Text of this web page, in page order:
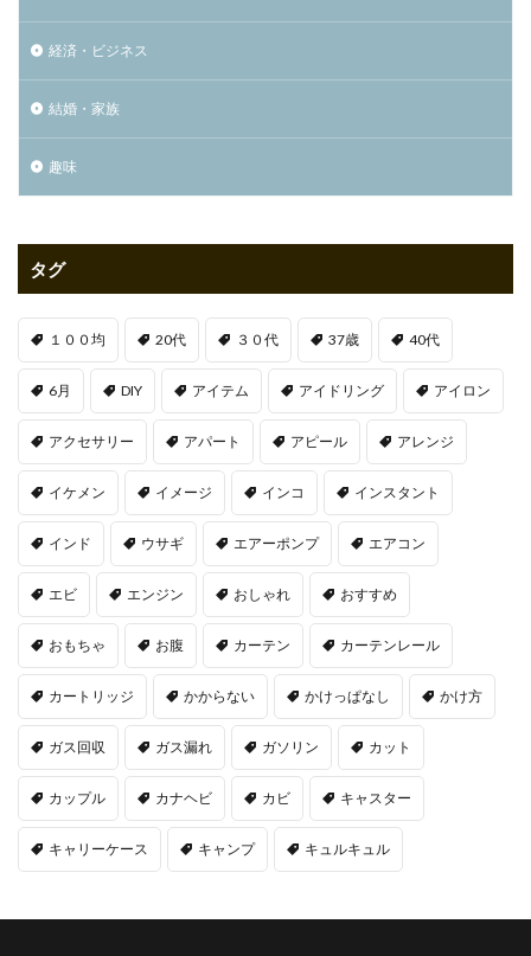
経済・ビジネス
結婚・家族
趣味
タグ
１００均 20代 ３０代 37歳 40代
6月 DIY アイテム アイドリング アイロン
アクセサリー アパート アピール アレンジ
イケメン イメージ インコ インスタント
インド ウサギ エアーポンプ エアコン
エビ エンジン おしゃれ おすすめ
おもちゃ お腹 カーテン カーテンレール
カートリッジ かからない かけっぱなし かけ方
ガス回収 ガス漏れ ガソリン カット
カップル カナヘビ カビ キャスター
キャリーケース キャンプ キュルキュル